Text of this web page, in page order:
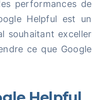
performances de
Helpful est un
souhaitant exceller
ce que Google